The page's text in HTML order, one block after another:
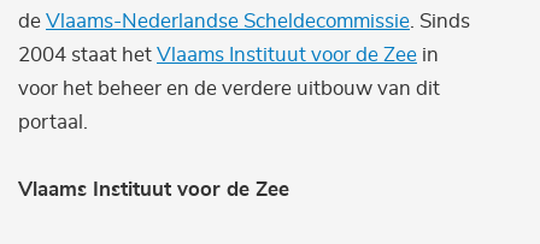
de Vlaams-Nederlandse Scheldecommissie . Sinds
2004 staat het Vlaams Instituut voor de Zee in
voor het beheer en de verdere uitbouw van dit
portaal.
Vlaams Instituut voor de Zee